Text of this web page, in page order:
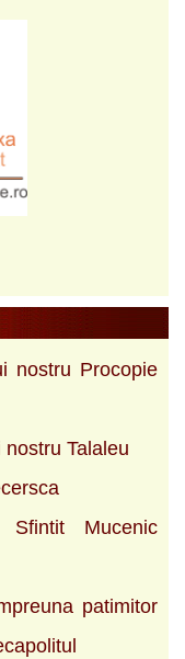
nostru Procopie
Talaleu
Mucenic
patimitor